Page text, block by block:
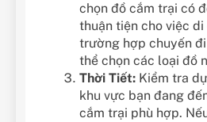
chọn đồ cắm trại có
thuận tiện cho việc
trường hợp chuyến
thể chọn các loại đồ
Thời Tiết: Kiểm tra
khu vực bạn đang
cắm trại phù hợp.